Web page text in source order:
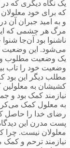
یک نگاه دیگری که
‌که برای خود
و به امید جبران آن
مرگ هر چشمی که
ناشنوا بود آن‌جا
می‌شود. این وضعیت
یک وضعیت مطلوب و
وضعیت خود را تاب
مطلب دیگر این بود
کشیشان به
نیازمند کمک بود و
به معلول کمک
رضای خدا را حاصل
پست مدرن این
معلولان نیست. چرا
نیازمند ترحم و کمک